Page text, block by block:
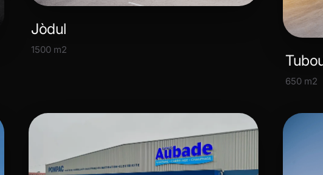
Jòdul
1500 m2
650 m2